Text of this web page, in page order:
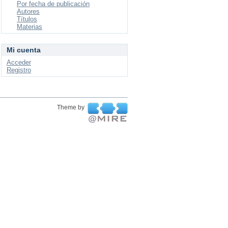
Por fecha de publicación
Autores
Títulos
Materias
Mi cuenta
Acceder
Registro
Theme by